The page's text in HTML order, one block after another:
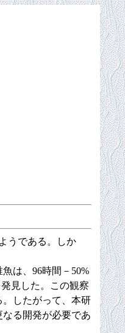
うである。しか
は、96時間－50%
見した。この観察
したがって、本研
る開発が必要であ